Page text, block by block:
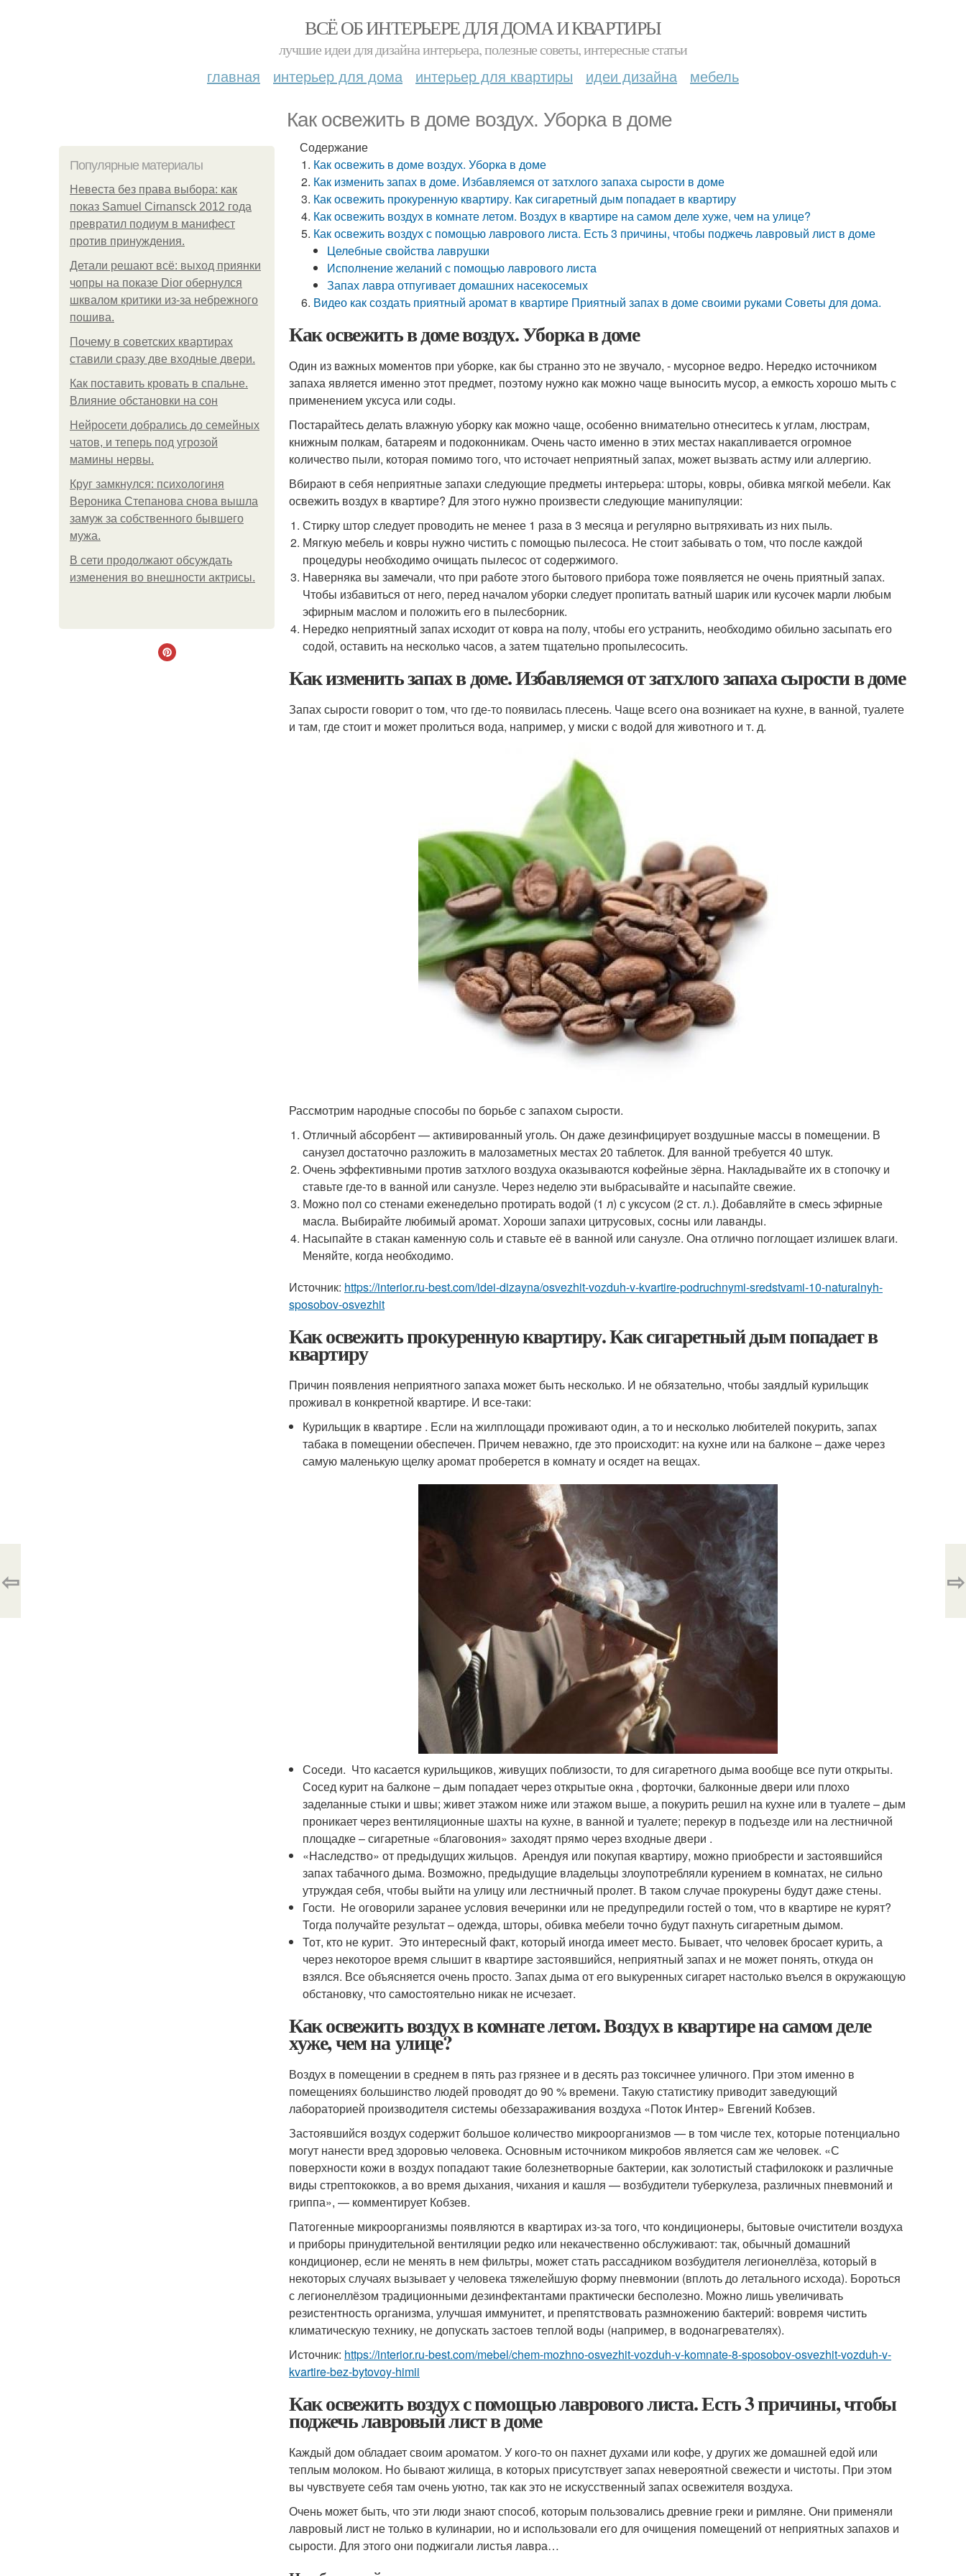
ВСЁ ОБ ИНТЕРЬЕРЕ ДЛЯ ДОМА И КВАРТИРЫ
лучшие идеи для дизайна интерьера, полезные советы, интересные статьи
главная интерьер для дома интерьер для квартиры идеи дизайна мебель
Как освежить в доме воздух. Уборка в доме
Популярные материалы
Невеста без права выбора: как
показ Samuel Cirnansck 2012 года
превратил подиум в манифест
против принуждения.
Детали решают всё: выход приянки
чопры на показе Dior обернулся
шквалом критики из-за небрежного
пошива.
Почему в советских квартирах
ставили сразу две входные двери.
Как поставить кровать в спальне.
Влияние обстановки на сон
Нейросети добрались до семейных
чатов, и теперь под угрозой
мамины нервы.
Круг замкнулся: психологиня
Вероника Степанова снова вышла
замуж за собственного бывшего
мужа.
В сети продолжают обсуждать
изменения во внешности актрисы.
Содержание
Как освежить в доме воздух. Уборка в доме
Как изменить запах в доме. Избавляемся от затхлого запаха сырости в доме
Как освежить прокуренную квартиру. Как сигаретный дым попадает в квартиру
Как освежить воздух в комнате летом. Воздух в квартире на самом деле хуже, чем на улице?
Как освежить воздух с помощью лаврового листа. Есть 3 причины, чтобы поджечь лавровый лист в доме
Целебные свойства лаврушки
Исполнение желаний с помощью лаврового листа
Запах лавра отпугивает домашних насекосемых
Видео как создать приятный аромат в квартире Приятный запах в доме своими руками Советы для дома.
Как освежить в доме воздух. Уборка в доме
Один из важных моментов при уборке, как бы странно это не звучало, - мусорное ведро. Нередко источником
запаха является именно этот предмет, поэтому нужно как можно чаще выносить мусор, а емкость хорошо мыть с
применением уксуса или соды.
Постарайтесь делать влажную уборку как можно чаще, особенно внимательно отнеситесь к углам, люстрам,
книжным полкам, батареям и подоконникам. Очень часто именно в этих местах накапливается огромное
количество пыли, которая помимо того, что источает неприятный запах, может вызвать астму или аллергию.
Вбирают в себя неприятные запахи следующие предметы интерьера: шторы, ковры, обивка мягкой мебели. Как
освежить воздух в квартире? Для этого нужно произвести следующие манипуляции:
Стирку штор следует проводить не менее 1 раза в 3 месяца и регулярно вытряхивать из них пыль.
Мягкую мебель и ковры нужно чистить с помощью пылесоса. Не стоит забывать о том, что после каждой
процедуры необходимо очищать пылесос от содержимого.
Наверняка вы замечали, что при работе этого бытового прибора тоже появляется не очень приятный запах.
Чтобы избавиться от него, перед началом уборки следует пропитать ватный шарик или кусочек марли любым
эфирным маслом и положить его в пылесборник.
Нередко неприятный запах исходит от ковра на полу, чтобы его устранить, необходимо обильно засыпать его
содой, оставить на несколько часов, а затем тщательно пропылесосить.
Как изменить запах в доме. Избавляемся от затхлого запаха сырости в доме
Запах сырости говорит о том, что где-то появилась плесень. Чаще всего она возникает на кухне, в ванной, туалете
и там, где стоит и может пролиться вода, например, у миски с водой для животного и т. д.
Рассмотрим народные способы по борьбе с запахом сырости.
Отличный абсорбент — активированный уголь. Он даже дезинфицирует воздушные массы в помещении. В
санузел достаточно разложить в малозаметных местах 20 таблеток. Для ванной требуется 40 штук.
Очень эффективными против затхлого воздуха оказываются кофейные зёрна. Накладывайте их в стопочку и
ставьте где-то в ванной или санузле. Через неделю эти выбрасывайте и насыпайте свежие.
Можно пол со стенами еженедельно протирать водой (1 л) с уксусом (2 ст. л.). Добавляйте в смесь эфирные
масла. Выбирайте любимый аромат. Хороши запахи цитрусовых, сосны или лаванды.
Насыпайте в стакан каменную соль и ставьте её в ванной или санузле. Она отлично поглощает излишек влаги.
Меняйте, когда необходимо.
Источник: https://interior.ru-best.com/idei-dizayna/osvezhit-vozduh-v-kvartire-podruchnymi-sredstvami-10-naturalnyh-
sposobov-osvezhit
Как освежить прокуренную квартиру. Как сигаретный дым попадает в
квартиру
Причин появления неприятного запаха может быть несколько. И не обязательно, чтобы заядлый курильщик
проживал в конкретной квартире. И все-таки:
Курильщик в квартире . Если на жилплощади проживают один, а то и несколько любителей покурить, запах
табака в помещении обеспечен. Причем неважно, где это происходит: на кухне или на балконе – даже через
самую маленькую щелку аромат проберется в комнату и осядет на вещах.
Соседи. Что касается курильщиков, живущих поблизости, то для сигаретного дыма вообще все пути открыты.
Сосед курит на балконе – дым попадает через открытые окна , форточки, балконные двери или плохо
заделанные стыки и швы; живет этажом ниже или этажом выше, а покурить решил на кухне или в туалете – дым
проникает через вентиляционные шахты на кухне, в ванной и туалете; перекур в подъезде или на лестничной
площадке – сигаретные «благовония» заходят прямо через входные двери .
«Наследство» от предыдущих жильцов. Арендуя или покупая квартиру, можно приобрести и застоявшийся
запах табачного дыма. Возможно, предыдущие владельцы злоупотребляли курением в комнатах, не сильно
утруждая себя, чтобы выйти на улицу или лестничный пролет. В таком случае прокурены будут даже стены.
Гости. Не оговорили заранее условия вечеринки или не предупредили гостей о том, что в квартире не курят?
Тогда получайте результат – одежда, шторы, обивка мебели точно будут пахнуть сигаретным дымом.
Тот, кто не курит. Это интересный факт, который иногда имеет место. Бывает, что человек бросает курить, а
через некоторое время слышит в квартире застоявшийся, неприятный запах и не может понять, откуда он
взялся. Все объясняется очень просто. Запах дыма от его выкуренных сигарет настолько въелся в окружающую
обстановку, что самостоятельно никак не исчезает.
Как освежить воздух в комнате летом. Воздух в квартире на самом деле
хуже, чем на улице?
Воздух в помещении в среднем в пять раз грязнее и в десять раз токсичнее уличного. При этом именно в
помещениях большинство людей проводят до 90 % времени. Такую статистику приводит заведующий
лабораторией производителя системы обеззараживания воздуха «Поток Интер» Евгений Кобзев.
Застоявшийся воздух содержит большое количество микроорганизмов — в том числе тех, которые потенциально
могут нанести вред здоровью человека. Основным источником микробов является сам же человек. «С
поверхности кожи в воздух попадают такие болезнетворные бактерии, как золотистый стафилококк и различные
виды стрептококков, а во время дыхания, чихания и кашля — возбудители туберкулеза, различных пневмоний и
гриппа», — комментирует Кобзев.
Патогенные микроорганизмы появляются в квартирах из-за того, что кондиционеры, бытовые очистители воздуха
и приборы принудительной вентиляции редко или некачественно обслуживают: так, обычный домашний
кондиционер, если не менять в нем фильтры, может стать рассадником возбудителя легионеллёза, который в
некоторых случаях вызывает у человека тяжелейшую форму пневмонии (вплоть до летального исхода). Бороться
с легионеллёзом традиционными дезинфектантами практически бесполезно. Можно лишь увеличивать
резистентность организма, улучшая иммунитет, и препятствовать размножению бактерий: вовремя чистить
климатическую технику, не допускать застоев теплой воды (например, в водонагревателях).
Источник: https://interior.ru-best.com/mebel/chem-mozhno-osvezhit-vozduh-v-komnate-8-sposobov-osvezhit-vozduh-v-
kvartire-bez-bytovoy-himii
Как освежить воздух с помощью лаврового листа. Есть 3 причины, чтобы
поджечь лавровый лист в доме
Каждый дом обладает своим ароматом. У кого-то он пахнет духами или кофе, у других же домашней едой или
теплым молоком. Но бывают жилища, в которых присутствует запах невероятной свежести и чистоты. При этом
вы чувствуете себя там очень уютно, так как это не искусственный запах освежителя воздуха.
Очень может быть, что эти люди знают способ, которым пользовались древние греки и римляне. Они применяли
лавровый лист не только в кулинарии, но и использовали его для очищения помещений от неприятных запахов и
сырости. Для этого они поджигали листья лавра…
⇦ ⇨